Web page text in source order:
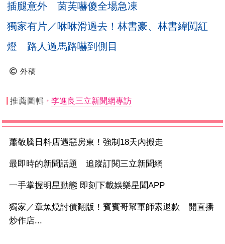
插腿意外 茵芙嚇傻全場急凍
獨家有片／咻咻滑過去！林書豪、林書緯闖紅
燈 路人過馬路嚇到側目
外稿
推薦圖輯 李進良三立新聞網專訪
蕭敬騰日料店遇惡房東！強制18天內搬走
最即時的新聞話題 追蹤訂閱三立新聞網
一手掌握明星動態 即刻下載娛樂星聞APP
獨家／章魚燒討債翻版！賓賓哥幫軍師索退款 開直播
炒作店...